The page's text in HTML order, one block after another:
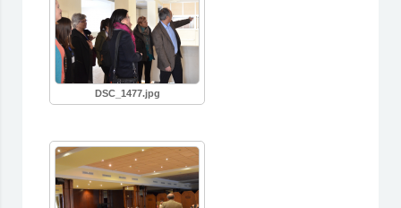
DSC_1477.jpg